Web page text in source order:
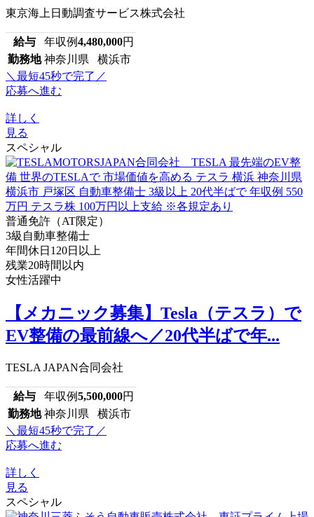
東京海上日動調査サービス株式会社
給与 年収例4,480,000円
勤務地 神奈川県 横浜市
＼最短45秒で完了／
応募へ進む
詳しく
見る
スペシャル
普通免許（AT限定）
3級自動車整備士
年間休日120日以上
残業20時間以内
女性活躍中
【メカニック募集】Tesla（テスラ）で
EV整備の最前線へ／20代半ばで年...
TESLA JAPAN合同会社
給与 年収例5,500,000円
勤務地 神奈川県 横浜市
＼最短45秒で完了／
応募へ進む
詳しく
見る
スペシャル